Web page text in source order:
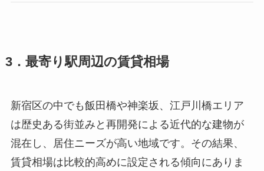
3．最寄り駅周辺の賃貸相場
新宿区の中でも飯田橋や神楽坂、江戸川橋エリア
は歴史ある街並みと再開発による近代的な建物が
混在し、居住ニーズが高い地域です。その結果、
賃貸相場は比較的高めに設定される傾向にありま